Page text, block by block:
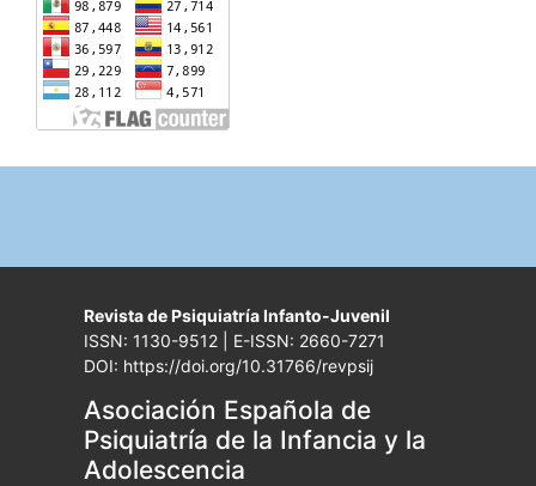
Revista de Psiquiatría Infanto-Juvenil
ISSN: 1130-9512 | E-ISSN: 2660-7271
DOI: https://doi.org/10.31766/revpsij
Asociación Española de
Psiquiatría de la Infancia y la
Adolescencia